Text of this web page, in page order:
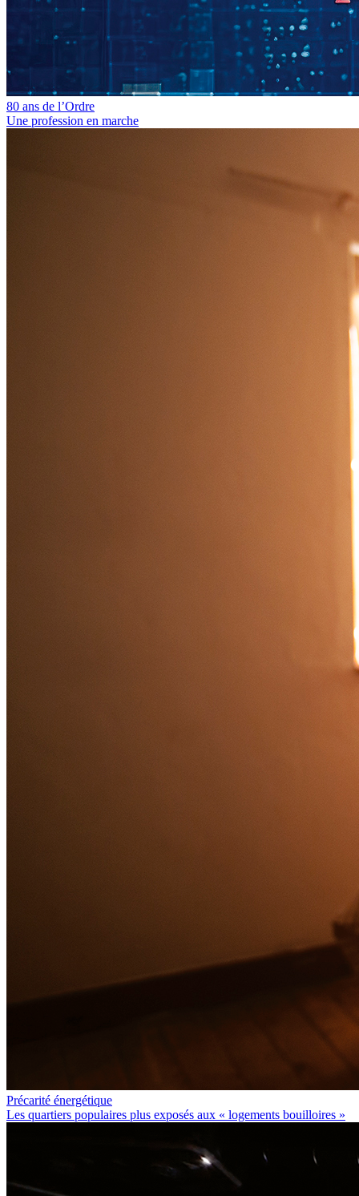
80 ans de l’Ordre
Une profession en marche
Précarité énergétique
Les quartiers populaires plus exposés aux « logements bouilloires »